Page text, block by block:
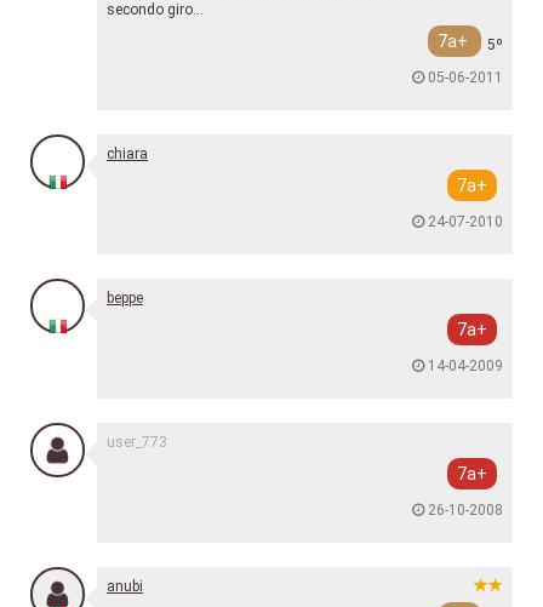
secondo giro...
7a+
5º
05-06-2011
chiara
7a+
24-07-2010
beppe
7a+
14-04-2009
user_773
7a+
26-10-2008
anubi